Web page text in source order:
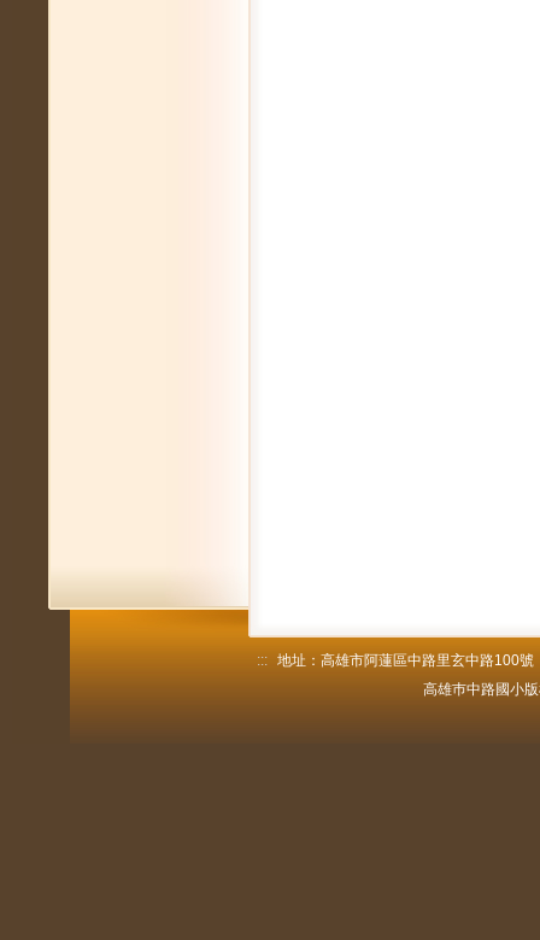
::: 地址：高雄市阿蓮區中路里玄中路100
高雄巿中路國小